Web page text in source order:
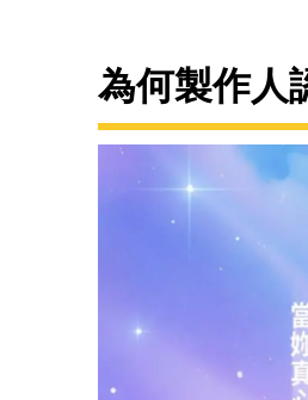
為何製作人